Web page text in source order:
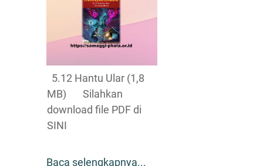
5.12 Hantu Ular (1,8
MB) Silahkan
download file PDF di
SINI
Baca selengkapnya...